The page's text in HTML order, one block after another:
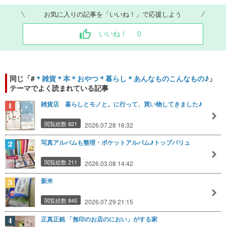
お気に入りの記事を「いいね！」で応援しよう
いいね！ 0
同じ「# ＊雑貨＊本＊おやつ＊暮らし＊あんなものこんなもの♪ 」
テーマでよく読まれている記事
雑貨店 暮らしとモノと。に行って、買い物してきました♪
閲覧総数 821 2026.07.28 16:32
写真アルバムも整理・ポケットアルバム♪トップバリュ
閲覧総数 211 2026.03.08 14:42
新米
閲覧総数 845 2026.07.29 21:15
正真正銘 「無印のお店のにおい」がする家